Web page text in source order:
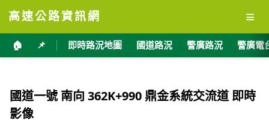
高速公路資訊網 ≡
🏠 📌 即時路況地圖 國道路況 警廣路況 警廣電
國道一號 南向 362K+990 鼎金系統交流道 即時
影像